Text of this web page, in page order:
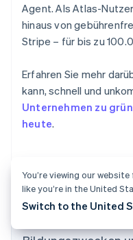
Agent. Als Atlas-
hinaus von
Stripe – für bis zu
Erfahren Sie mehr
kann, schnell und
Unternehmen zu
heute.
Der Inhalt dieses
You’re viewing our
like you’re in the United
Switch to the United